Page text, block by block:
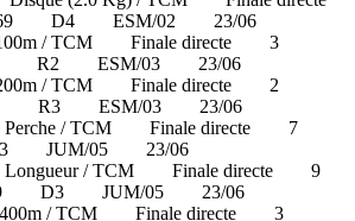
D4 ESM/02 23/06
/ TCM Finale directe 3
R2 ESM/03 23/06
/ TCM Finale directe 2
R3 ESM/03 23/06
/ TCM Finale directe 7
JUM/05 23/06
/ TCM Finale directe 9
D3 JUM/05 23/06
/ TCM Finale directe 3